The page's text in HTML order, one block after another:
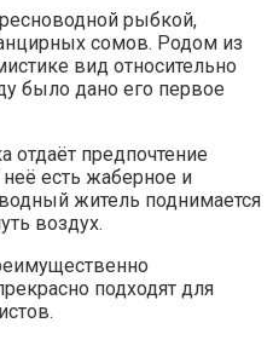
рыбкой,
сомов. Родом из
вид относительно
было дано его первое
отдаёт предпочтение
есть жаберное и
житель поднимается
воздух.
подходят для